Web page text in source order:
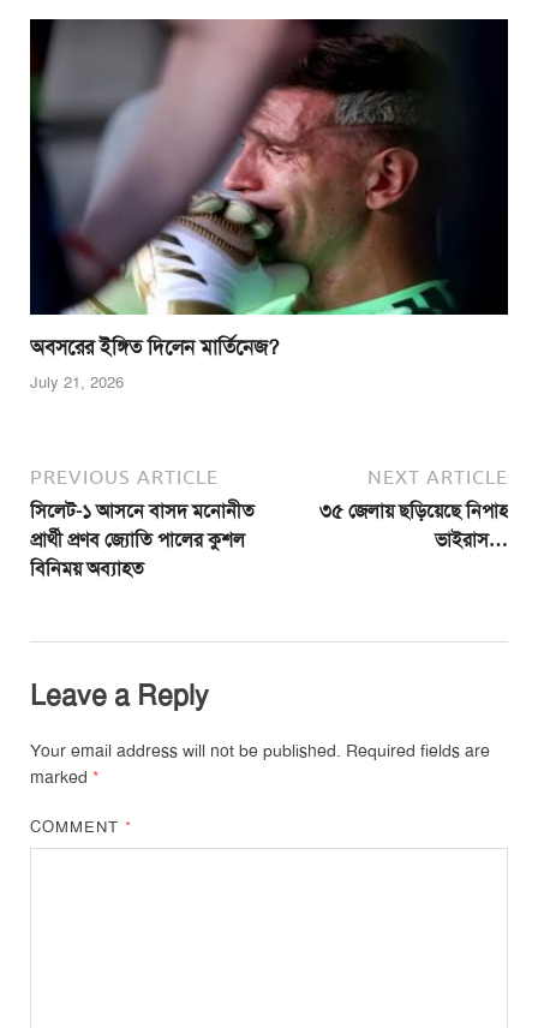
অবসরের ইঙ্গিত দিলেন মার্তিনেজ?
July 21, 2026
PREVIOUS ARTICLE
সিলেট-১ আসনে বাসদ মনোনীত
প্রার্থী প্রণব জ্যোতি পালের কুশল
বিনিময় অব্যাহত
NEXT ARTICLE
৩৫ জেলায় ছড়িয়েছে নিপাহ
ভাইরাস…
Leave a Reply
Your email address will not be published. Required fields are
marked *
COMMENT*